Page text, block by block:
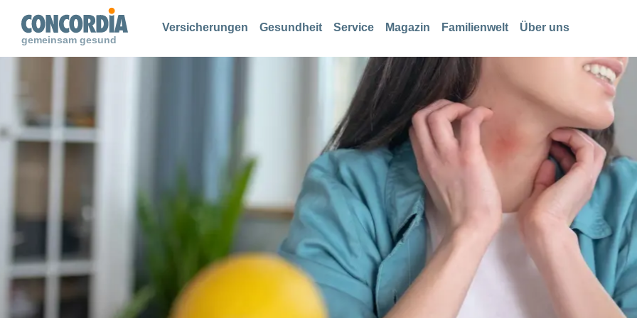
gemeinsam gesund
Versicherungen Gesundheit Service Magazin Familienwelt Über uns
Suche
Suche
Suche